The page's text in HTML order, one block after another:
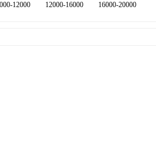
12000 12000-16000 16000-20000